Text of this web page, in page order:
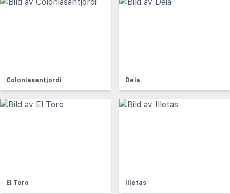
Coloniasantjordi Deia
El Toro Illetas